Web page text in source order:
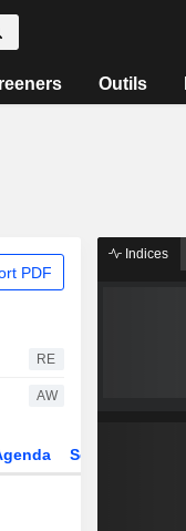
Outils
PDF
RE
AW
Secteur
Indices